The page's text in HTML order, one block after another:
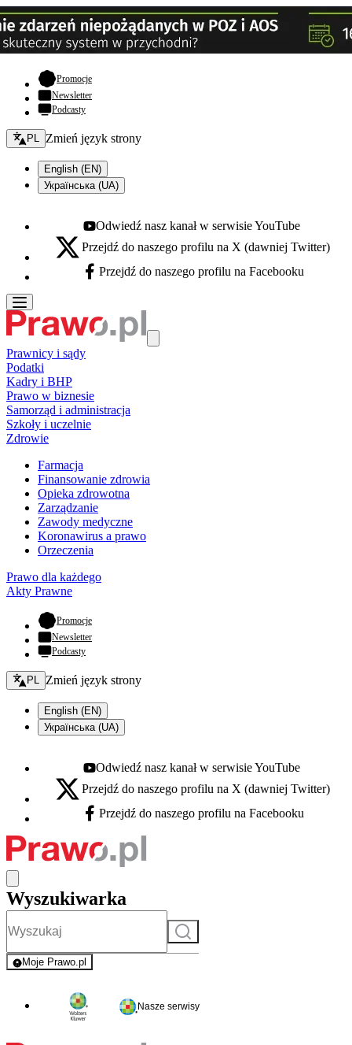
Promocje- otwiera się w nowej karcie
Newsletter
Podcasty
Zmień język - bieżący:
PL Zmień język strony
English (EN)
Українська (UA)
Youtube - otwiera się w nowej karcie
Odwiedź nasz kanał w serwisie YouTube
X - otwiera się w nowej karcie
Przejdź do naszego profilu na X (dawniej Twitter)
Facebook - otwiera się w nowej karcie
Przejdź do naszego profilu na Facebooku
Prawnicy i sądy
Podatki
Kadry i BHP
Prawo w biznesie
Samorząd i administracja
Szkoły i uczelnie
Zdrowie
Farmacja
Finansowanie zdrowia
Opieka zdrowotna
Zarządzanie
Zawody medyczne
Koronawirus a prawo
Orzeczenia
Prawo dla każdego
Akty Prawne
Promocje- otwiera się w nowej karcie
Newsletter
Podcasty
Zmień język - bieżący:
PL Zmień język strony
English (EN)
Українська (UA)
Youtube - otwiera się w nowej karcie
Odwiedź nasz kanał w serwisie YouTube
X - otwiera się w nowej karcie
Przejdź do naszego profilu na X (dawniej Twitter)
Facebook - otwiera się w nowej karcie
Przejdź do naszego profilu na Facebooku
Wyszukiwarka
Szukaj
Moje Prawo.pl
- rejestracja i logowanie do serwisu
Nasze serwisy